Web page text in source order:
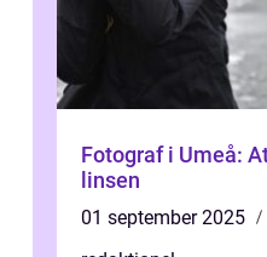
Fotograf i Umeå:
linsen
01 september 2025